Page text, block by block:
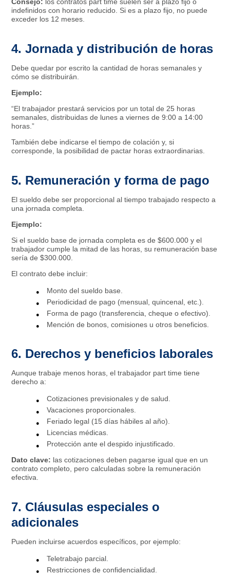
Consejo: los contratos part time suelen ser a plazo fijo o
indefinidos con horario reducido. Si es a plazo fijo, no puede
exceder los 12 meses.
4. Jornada y distribución de horas
Debe quedar por escrito la cantidad de horas semanales y
cómo se distribuirán.
Ejemplo:
“El trabajador prestará servicios por un total de 25 horas
semanales, distribuidas de lunes a viernes de 9:00 a 14:00
horas.”
También debe indicarse el tiempo de colación y, si
corresponde, la posibilidad de pactar horas extraordinarias.
5. Remuneración y forma de pago
El sueldo debe ser proporcional al tiempo trabajado respecto a
una jornada completa.
Ejemplo:
Si el sueldo base de jornada completa es de $600.000 y el
trabajador cumple la mitad de las horas, su remuneración base
sería de $300.000.
El contrato debe incluir:
Monto del sueldo base.
Periodicidad de pago (mensual, quincenal, etc.).
Forma de pago (transferencia, cheque o efectivo).
Mención de bonos, comisiones u otros beneficios.
6. Derechos y beneficios laborales
Aunque trabaje menos horas, el trabajador part time tiene
derecho a:
Cotizaciones previsionales y de salud.
Vacaciones proporcionales.
Feriado legal (15 días hábiles al año).
Licencias médicas.
Protección ante el despido injustificado.
Dato clave: las cotizaciones deben pagarse igual que en un
contrato completo, pero calculadas sobre la remuneración
efectiva.
7. Cláusulas especiales o
adicionales
Pueden incluirse acuerdos específicos, por ejemplo:
Teletrabajo parcial.
Restricciones de confidencialidad.